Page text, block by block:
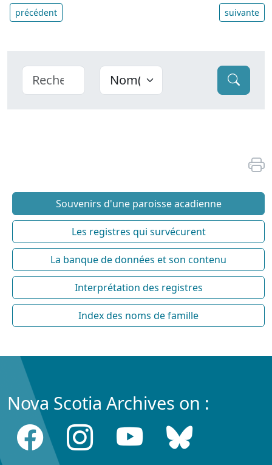
précédent suivante
Souvenirs d'une paroisse acadienne
Les registres qui survécurent
La banque de données et son contenu
Interprétation des registres
Index des noms de famille
Nova Scotia Archives on :